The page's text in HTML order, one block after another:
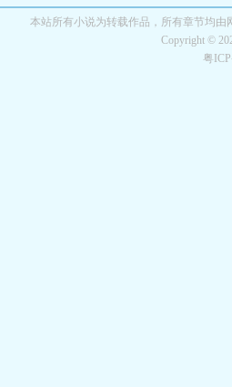
本站所有小说为转载作品，所有章节均
Copyright ©
粤